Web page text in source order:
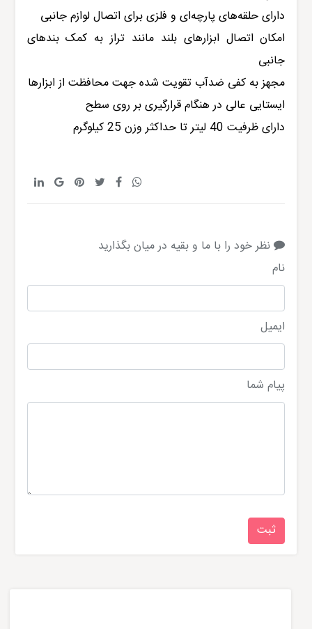
دارای حلقه‌های پارچه‌ای و فلزی برای اتصال لوازم جانبی
امکان اتصال ابزارهای بلند مانند تراز به کمک بندهای
جانبی
مجهز به کفی ضدآب تقویت شده جهت محافظت از ابزار‌ها
ایستایی عالی در هنگام قرارگیری بر روی سطح
دارای ظرفیت 40 لیتر تا حداکثر وزن 25 کیلوگرم
نظر خود را با ما و بقیه در میان بگذارید
نام
ایمیل
پیام شما